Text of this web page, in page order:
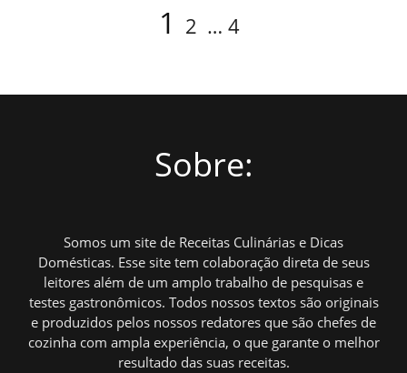
Page
1 Page
2 … Page
4
Sobre:
Somos um site de Receitas Culinárias e Dicas
Domésticas. Esse site tem colaboração direta de seus
leitores além de um amplo trabalho de pesquisas e
testes gastronômicos. Todos nossos textos são originais
e produzidos pelos nossos redatores que são chefes de
cozinha com ampla experiência, o que garante o melhor
resultado das suas receitas.